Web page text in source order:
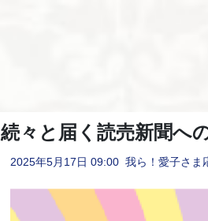
続々と届く読売新聞へ
2025年5月17日 09:00 我ら！愛子さま